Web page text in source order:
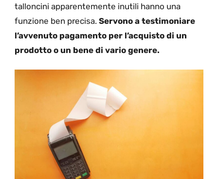
talloncini apparentemente inutili hanno una
funzione ben precisa. Servono a testimoniare
l’avvenuto pagamento per l’acquisto di un
prodotto o un bene di vario genere.